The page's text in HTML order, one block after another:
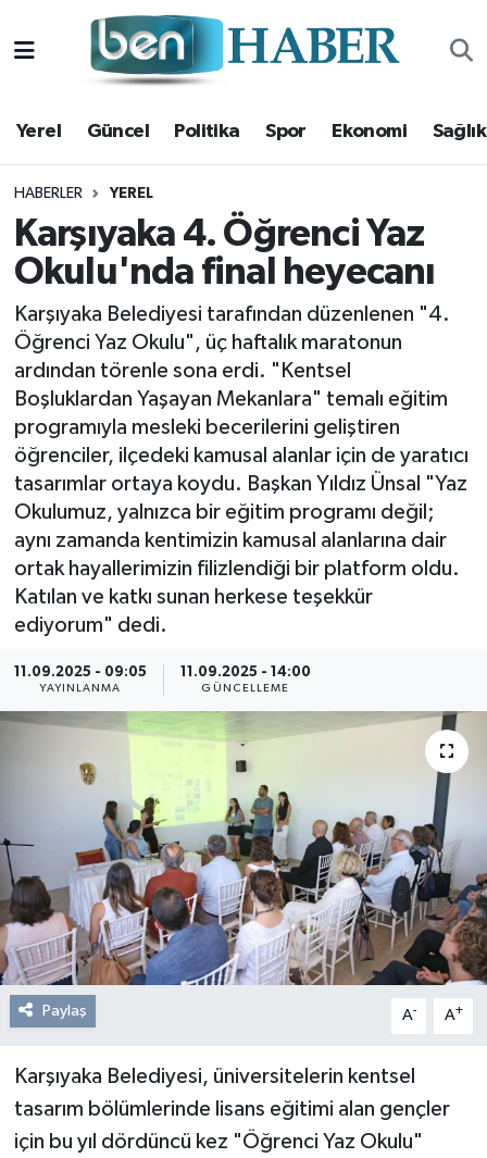
Yerel Güncel Politika Spor Ekonomi Sağlık
HABERLER YEREL
Karşıyaka 4. Öğrenci Yaz
Okulu'nda final heyecanı
Karşıyaka Belediyesi tarafından düzenlenen "4.
Öğrenci Yaz Okulu", üç haftalık maratonun
ardından törenle sona erdi. "Kentsel
Boşluklardan Yaşayan Mekanlara" temalı eğitim
programıyla mesleki becerilerini geliştiren
öğrenciler, ilçedeki kamusal alanlar için de yaratıcı
tasarımlar ortaya koydu. Başkan Yıldız Ünsal "Yaz
Okulumuz, yalnızca bir eğitim programı değil;
aynı zamanda kentimizin kamusal alanlarına dair
ortak hayallerimizin filizlendiği bir platform oldu.
Katılan ve katkı sunan herkese teşekkür
ediyorum" dedi.
11.09.2025 - 09:05
YAYINLANMA
11.09.2025 - 14:00
GÜNCELLEME
Paylaş A- A+
Karşıyaka Belediyesi, üniversitelerin kentsel
tasarım bölümlerinde lisans eğitimi alan gençler
için bu yıl dördüncü kez "Öğrenci Yaz Okulu"
Yerel
Güncel
Politika
Spor
Ekonomi
Sağlık
Magazin
Kültür Sanat
Resmi Reklam
Röportajlar
Hava Durumu
Trafik Durumu
Süper Lig Puan Durumu ve Fikstür
Tüm Manşetler
Son Dakika Haberleri
Haber Arşivi